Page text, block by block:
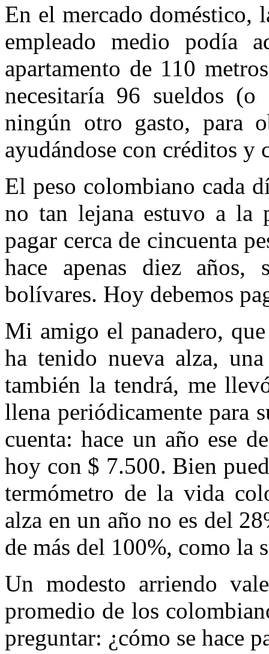
En el mercado doméstico,
empleado medio podía
apartamento de 110
necesitaría 96 sueldos
ningún otro gasto, para
ayudándose con créditos y
El peso colombiano cada
no tan lejana estuvo a la
pagar cerca de cincuenta
hace apenas diez
bolívares. Hoy debemos
Mi amigo el panadero,
ha tenido nueva alza,
también la tendrá, me
llena periódicamente para
cuenta: hace un año ese
hoy con $ 7.500. Bien
termómetro de la vida
alza en un año no es del
de más del 100%, como la
Un modesto arriendo
promedio de los
preguntar: ¿cómo se hace